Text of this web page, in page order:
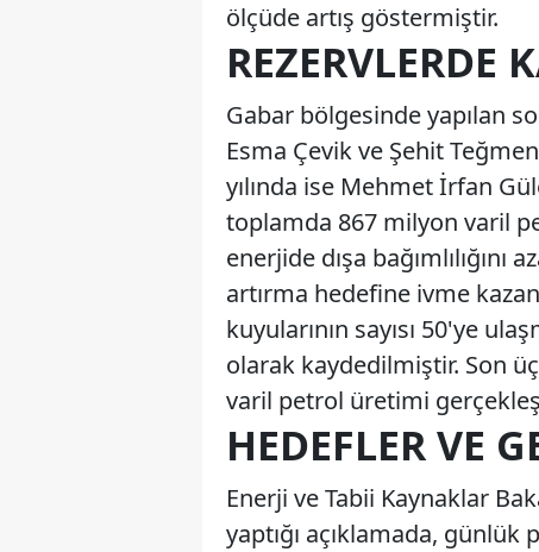
ölçüde artış göstermiştir.
REZERVLERDE
Gabar bölgesinde yapılan
Esma Çevik ve Şehit
yılında ise Mehmet İrfan
toplamda 867 milyon varil
enerjide dışa
artırma hedefine ivme
kuyularının sayısı 50'ye
olarak kaydedilmiştir. Son
varil petrol üretimi
HEDEFLER VE
Enerji ve Tabii Kaynaklar
yaptığı açıklamada, günlük